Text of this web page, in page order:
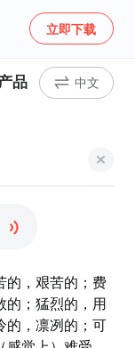
立即下载
品 中文
的，艰苦的；费
的；猛烈的，用
的，凛冽的；可